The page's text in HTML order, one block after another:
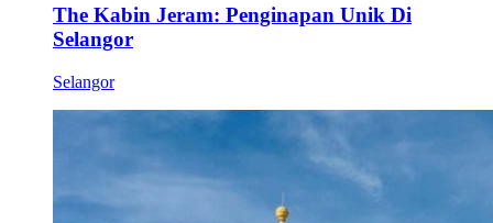
The Kabin Jeram: Penginapan Unik Di
Selangor
Selangor